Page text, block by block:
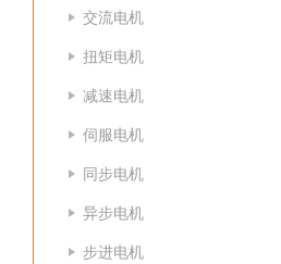
交流电机
扭矩电机
减速电机
伺服电机
同步电机
异步电机
步进电机